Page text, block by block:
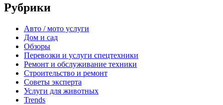
Рубрики
Авто / мото услуги
Дом и сад
Обзоры
Перевозки и услуги спецтехники
Ремонт и обслуживание техники
Строительство и ремонт
Советы эксперта
Услуги для животных
Trends